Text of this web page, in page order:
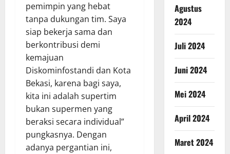
pemimpin yang hebat
tanpa dukungan tim. Saya
siap bekerja sama dan
berkontribusi demi
kemajuan
Diskominfostandi dan Kota
Bekasi, karena bagi saya,
kita ini adalah supertim
bukan supermen yang
beraksi secara individual”
pungkasnya. Dengan
adanya pergantian ini,
Agustus
2024
Juli 2024
Juni 2024
Mei 2024
April 2024
Maret 2024